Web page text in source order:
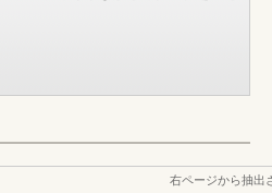
右ページから抽出